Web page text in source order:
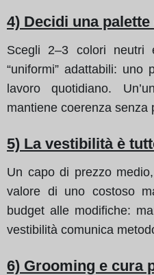
4) Decidi una
Scegli 2–3 colori neutri
“uniformi” adattabili:
lavoro quotidiano.
mantiene coerenza senza
5) La vestibilità è
Un capo di prezzo
valore di uno costoso
budget alle modifiche:
vestibilità comunica
6) Grooming e cura